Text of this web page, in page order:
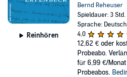
Reinhören
Bernd Reheuser
Spieldauer: 3
Sprache: Deutsch
4,0
12,62 € oder
Probeabo.
für 6,99 €/
Probeabos.